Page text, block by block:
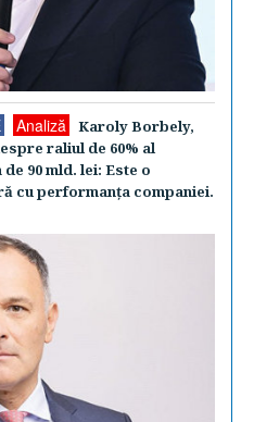
Analiză
Karoly Borbely,
raliul de 60% al
90 mld. lei: Este o
cu performanţa companiei.